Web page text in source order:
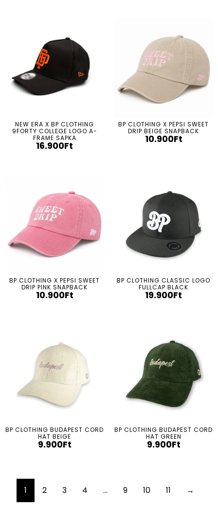
NEW ERA X BP CLOTHING
9FORTY COLLEGE LOGO A-
FRAME SAPKA
16.900Ft
BP CLOTHING X PEPSI SWEET
DRIP BEIGE SNAPBACK
10.900Ft
BP CLOTHING X PEPSI SWEET
DRIP PINK SNAPBACK
10.900Ft
BP CLOTHING CLASSIC LOGO
FULLCAP BLACK
19.900Ft
BP CLOTHING BUDAPEST CORD
HAT BEIGE
9.900Ft
BP CLOTHING BUDAPEST CORD
HAT GREEN
9.900Ft
1 2 3 4 … 9 10 11 →